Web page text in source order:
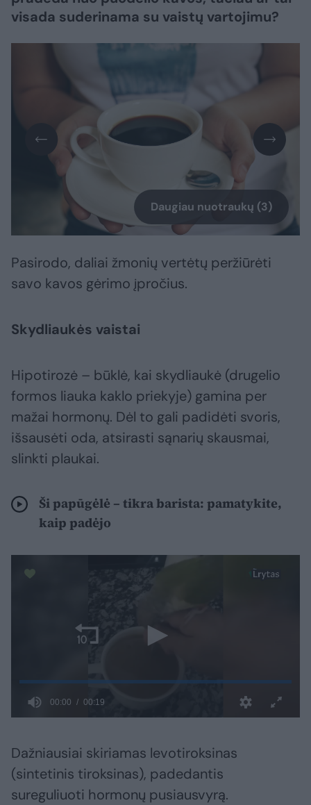
visada suderinama su vaistų vartojimu?
Daugiau nuotraukų (3)
Pasirodo, daliai žmonių vertėtų peržiūrėti
savo kavos gėrimo įpročius.
Skydliaukės vaistai
Hipotirozė – būklė, kai skydliaukė (drugelio
formos liauka kaklo priekyje) gamina per
mažai hormonų. Dėl to gali padidėti svoris,
išsausėti oda, atsirasti sąnarių skausmai,
slinkti plaukai.
Ši papūgėlė – tikra barista: pamatykite,
kaip padėjo
Dažniausiai skiriamas levotiroksinas
(sintetinis tiroksinas), padedantis
sureguliuoti hormonų pusiausvyrą.